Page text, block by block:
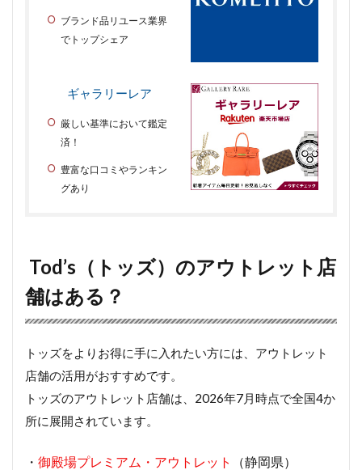
ブランド品リユース業界
でトップシェア
ギャラリーレア
厳しい基準において鑑定
済！
豊富な口コミやランキン
グあり
Tod’s（トッズ）のアウトレット店
舗はある？
トッズをよりお得に手に入れたい方には、アウトレット
店舗の活用がおすすめです。
トッズのアウトレット店舗は、2026年7月時点で全国4か
所に展開されています。
・ 御殿場プレミアム・アウトレット
（静岡県）